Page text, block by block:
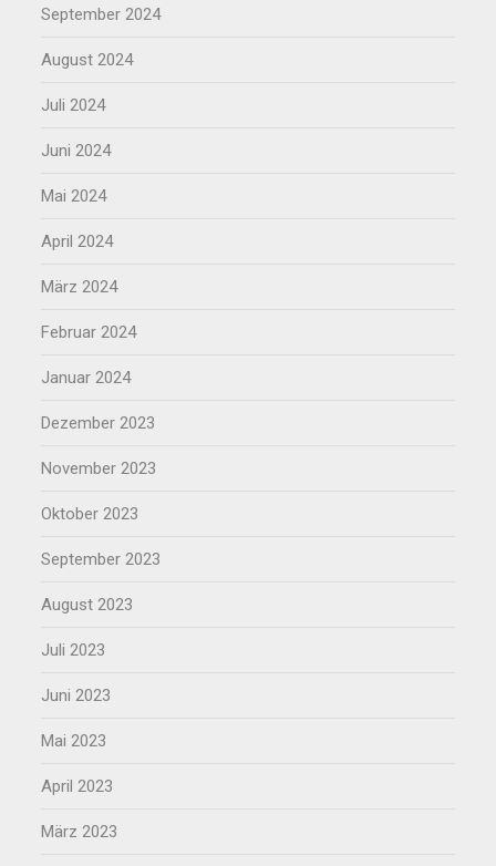
September 2024
August 2024
Juli 2024
Juni 2024
Mai 2024
April 2024
März 2024
Februar 2024
Januar 2024
Dezember 2023
November 2023
Oktober 2023
September 2023
August 2023
Juli 2023
Juni 2023
Mai 2023
April 2023
März 2023